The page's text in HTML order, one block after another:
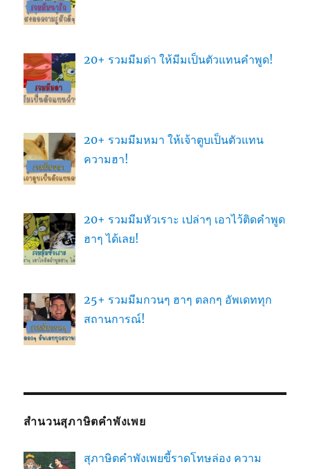
20+ รวมมีมด่า ให้มีมเป็นตัวแทนคำพูด!
20+ รวมมีมหมา ให้เจ้าตูบเป็นตัวแทน
ความฮา!
20+ รวมมีมหัวเราะ เปล่าๆ เอาไว้ติดคำพูด
ฮาๆ ได้เลย!
25+ รวมมีมกวนๆ ฮาๆ ตลกๆ อัพเดททุก
สถานการณ์!
สำนวนสุภาษิตคำพังเพย
สุภาษิตคำพังเพยขี้ราดโทษล่อง ความ